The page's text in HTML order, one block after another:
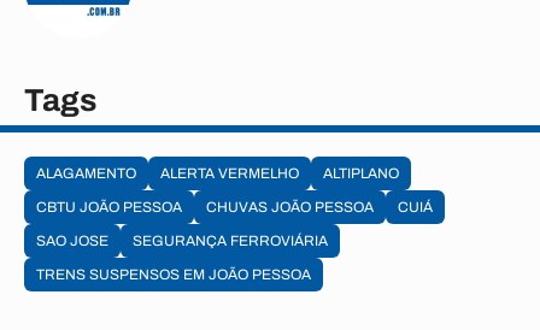
Tags
ALAGAMENTO ALERTA VERMELHO
ALTIPLANO
CBTU JOÃO PESSOA
CHUVAS JOÃO PESSOA
CUIÁ
SAO JOSE
SEGURANÇA FERROVIÁRIA
TRENS SUSPENSOS EM JOÃO PESSOA